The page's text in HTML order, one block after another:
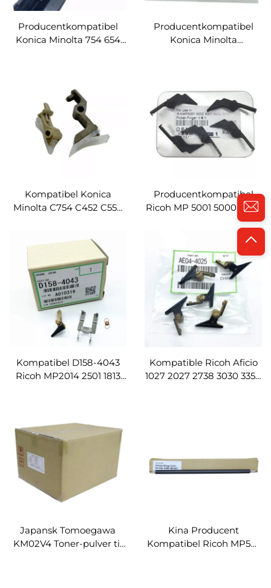
Producentkompatibel
Konica Minolta 754 654
nederst adskillelseskløe
beslag
Producentkompatibel
Konica Minolta
adskillelseskløe
Kompatibel Konica
Minolta C754 C452 C552
fixeringsfilm pillehånd
fingerkombi
adskillelseskløe
Producentkompatibel
Ricoh MP 5001 5000 5002
4001 4002 reservedele
fuser fixeringsfilm
pillehånd fingerkombi
adskillelseskløe
Kompatibel D158-4043
Ricoh MP2014 2501 1813
adskillelseskløe
Kompatible Ricoh Aficio
1027 2027 2738 3030 3350
Japansk Tomoegawa
KM02V4 Toner-pulver til
Kina Producent
Kompatibel Ricoh MP501